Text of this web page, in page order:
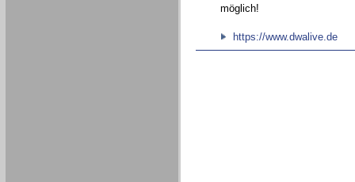
möglich!
https://www.dwalive.de